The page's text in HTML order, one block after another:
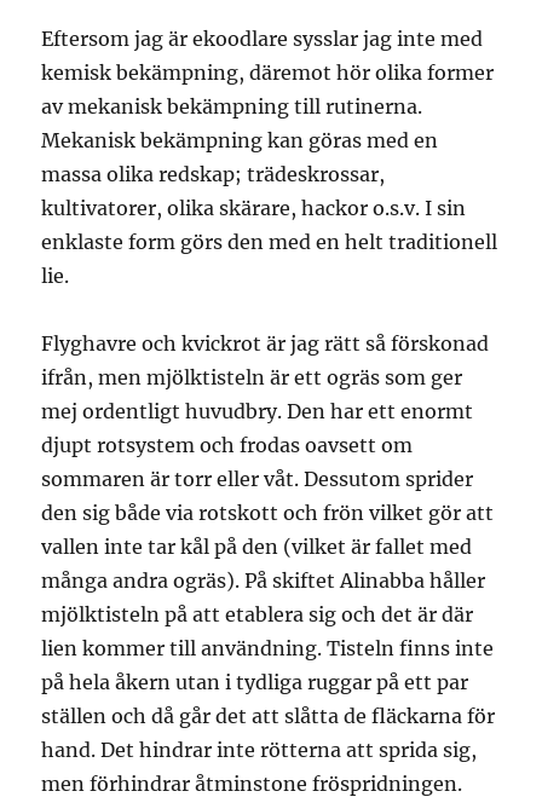
Eftersom jag är ekoodlare sysslar jag inte med
kemisk bekämpning, däremot hör olika former
av mekanisk bekämpning till rutinerna.
Mekanisk bekämpning kan göras med en
massa olika redskap; trädeskrossar,
kultivatorer, olika skärare, hackor o.s.v. I sin
enklaste form görs den med en helt traditionell
lie.
Flyghavre och kvickrot är jag rätt så förskonad
ifrån, men mjölktisteln är ett ogräs som ger
mej ordentligt huvudbry. Den har ett enormt
djupt rotsystem och frodas oavsett om
sommaren är torr eller våt. Dessutom sprider
den sig både via rotskott och frön vilket gör att
vallen inte tar kål på den (vilket är fallet med
många andra ogräs). På skiftet Alinabba håller
mjölktisteln på att etablera sig och det är där
lien kommer till användning. Tisteln finns inte
på hela åkern utan i tydliga ruggar på ett par
ställen och då går det att slåtta de fläckarna för
hand. Det hindrar inte rötterna att sprida sig,
men förhindrar åtminstone fröspridningen.